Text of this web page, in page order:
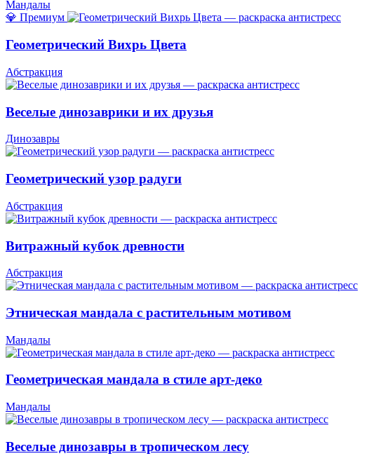
Мандалы
💎 Премиум
Геометрический Вихрь Цвета
Абстракция
Веселые динозаврики и их друзья
Динозавры
Геометрический узор радуги
Абстракция
Витражный кубок древности
Абстракция
Этническая мандала с растительным мотивом
Мандалы
Геометрическая мандала в стиле арт-деко
Мандалы
Веселые динозавры в тропическом лесу